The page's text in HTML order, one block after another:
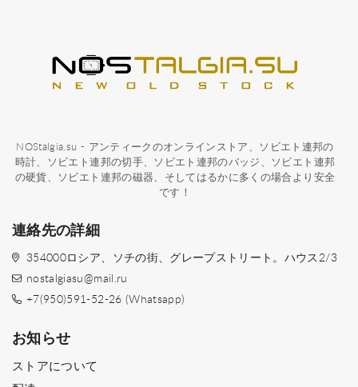
NOStalgia.su - アンティークのオンラインストア、ソビエト連邦の
時計、ソビエト連邦の切手、ソビエト連邦のバッジ、ソビエト連邦
の硬貨、ソビエト連邦の磁器、そしてはるかに多くの場合より安全
です！
連絡先の詳細
354000ロシア、ソチの街、グレープストリート。ハウス2/3
nostalgiasu@mail.ru
+7(950)591-52-26 (Whatsapp)
お知らせ
ストアについて